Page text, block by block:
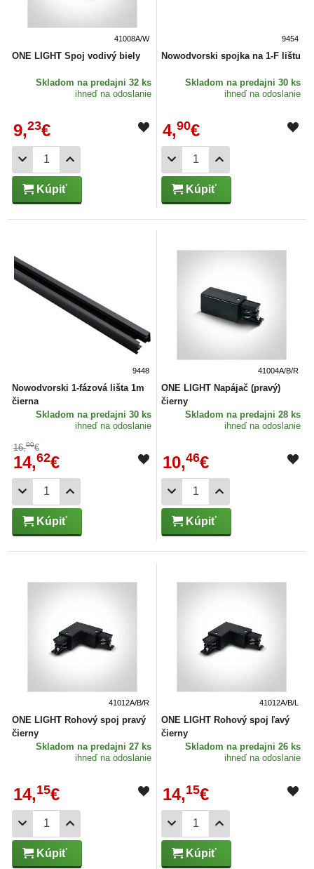
41008A/W
ONE LIGHT Spoj vodivý biely
Skladom na predajni 32 ks
ihneď na odoslanie
9,23€
Kúpiť
9454
Nowodvorski spojka na 1-F lištu
Skladom na predajni 30 ks
ihneď na odoslanie
4,90€
Kúpiť
9448
Nowodvorski 1-fázová lišta 1m
čierna
Skladom na predajni 30 ks
ihneď na odoslanie
16,90€
14,62€
Kúpiť
41004A/B/R
ONE LIGHT Napájač (pravý)
čierny
Skladom na predajni 28 ks
ihneď na odoslanie
10,46€
Kúpiť
41012A/B/R
ONE LIGHT Rohový spoj pravý
čierny
Skladom na predajni 27 ks
ihneď na odoslanie
14,15€
Kúpiť
41012A/B/L
ONE LIGHT Rohový spoj ľavý
čierny
Skladom na predajni 26 ks
ihneď na odoslanie
14,15€
Kúpiť